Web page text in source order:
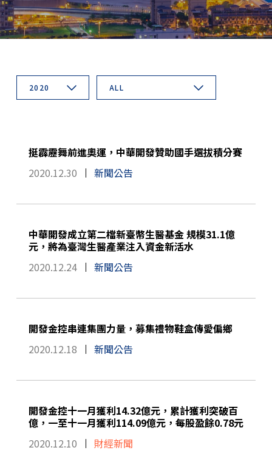
2020 ALL
挺霹靂舞前進奧運，中華開發贊助國手選拔積分賽
2020.12.30
新聞公告
中華開發成立第二檔新臺幣生醫基金 規模31.1億
元，將為臺灣生醫產業注入資金新活水
2020.12.24
新聞公告
開發金控串連集團力量，募集禮物鞋盒傳愛偏鄉
2020.12.18
新聞公告
開發金控十一月獲利14.32億元，累計獲利突破百
億，一至十一月獲利114.09億元，每股盈餘0.78元
2020.12.10
財經新聞